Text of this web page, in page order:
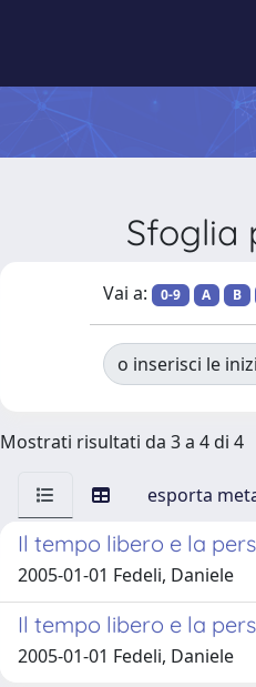
Sfoglia
Vai a: 0-9 A B
o inserisci le
Mostrati risultati da 3 a 4 di 4
esporta
Il tempo libero e la
2005-01-01 Fedeli, Daniele
Il tempo libero e la
2005-01-01 Fedeli, Daniele